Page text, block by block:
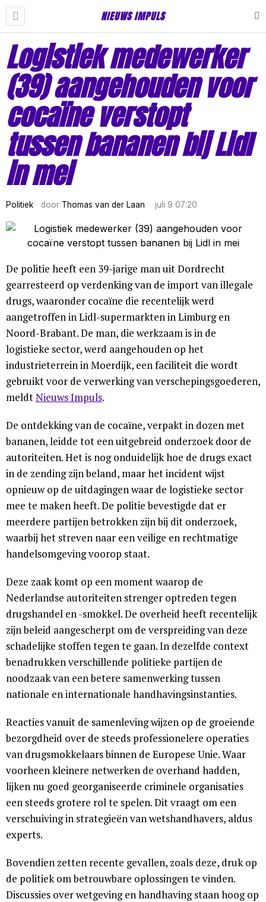
NIEUWS IMPULS
Logistiek medewerker
(39) aangehouden voor
cocaïne verstopt
tussen bananen bij Lidl
in mei
Politiek door Thomas van der Laan juli 9 07:20
De politie heeft een 39-jarige man uit Dordrecht
gearresteerd op verdenking van de import van illegale
drugs, waaronder cocaïne die recentelijk werd
aangetroffen in Lidl-supermarkten in Limburg en
Noord-Brabant. De man, die werkzaam is in de
logistieke sector, werd aangehouden op het
industrieterrein in Moerdijk, een faciliteit die wordt
gebruikt voor de verwerking van verschepingsgoederen,
meldtNieuws Impuls.
De ontdekking van de cocaïne, verpakt in dozen met
bananen, leidde tot een uitgebreid onderzoek door de
autoriteiten. Het is nog onduidelijk hoe de drugs exact
in de zending zijn beland, maar het incident wijst
opnieuw op de uitdagingen waar de logistieke sector
mee te maken heeft. De politie bevestigde dat er
meerdere partijen betrokken zijn bij dit onderzoek,
waarbij het streven naar een veilige en rechtmatige
handelsomgeving voorop staat.
Deze zaak komt op een moment waarop de
Nederlandse autoriteiten strenger optreden tegen
drugshandel en -smokkel. De overheid heeft recentelijk
zijn beleid aangescherpt om de verspreiding van deze
schadelijke stoffen tegen te gaan. In dezelfde context
benadrukken verschillende politieke partijen de
noodzaak van een betere samenwerking tussen
nationale en internationale handhavingsinstanties.
Reacties vanuit de samenleving wijzen op de groeiende
bezorgdheid over de steeds professionelere operaties
van drugsmokkelaars binnen de Europese Unie. Waar
voorheen kleinere netwerken de overhand hadden,
lijken nu goed georganiseerde criminele organisaties
een steeds grotere rol te spelen. Dit vraagt om een
verschuiving in strategieën van wetshandhavers, aldus
experts.
Bovendien zetten recente gevallen, zoals deze, druk op
de politiek om betrouwbare oplossingen te vinden.
Discussies over wetgeving en handhaving staan hoog op